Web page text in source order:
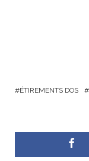
ÉTIREMENTS DOS